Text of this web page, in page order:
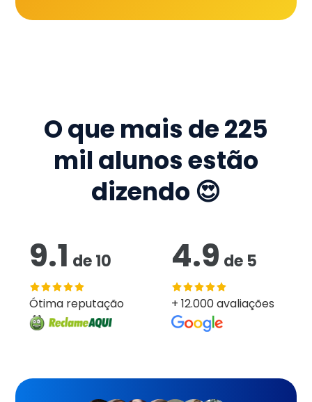
O que mais de225
mil alunos estão
dizendo 😍
9.1 de10
Ótima reputação
4.9 de 5
+ 12.000 avaliações